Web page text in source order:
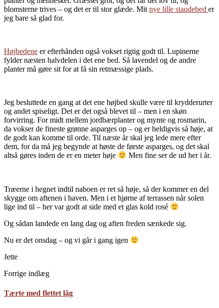
blomsterne trives – og det er til stor glæde. Mit nye lille staudebed er
jeg bare så glad for.
Højbedene er efterhånden også vokset rigtig godt til. Lupinerne
fylder næsten halvdelen i det ene bed. Så lavendel og de andre
planter må gøre sit for at få sin retmæssige plads.
Jeg besluttede en gang at det ene højbed skulle være til krydderurter
og andet spiseligt. Det er det også blevet til – men i en skøn
forvirring. For midt mellem jordbærplanter og mynte og rosmarin,
da vokser de fineste grønne asparges op – og er heldigvis så høje, at
de godt kan komme til orde. Til næste år skal jeg lede mere efter
dem, for da må jeg begynde at høste de første asparges, og det skal
altså gøres inden de er en meter høje
Men fine ser de ud her i år.
Træerne i hegnet indtil naboen er ret så høje, så der kommer en del
skygge om aftenen i haven. Men i et hjørne af terrassen når solen
lige ind til – her var godt at side med et glas kold rosé
Og sådan landede en lang dag og aften freden sænkede sig.
Nu er det onsdag – og vi går i gang igen
Jette
Forrige indlæg
Tærte med flettet låg